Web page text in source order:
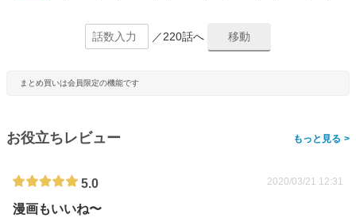
／220話へ
まとめ買いは会員限定の機能です
お役立ちレビュー >
5.0 2020/03/21 12:31
漫画もいいね〜